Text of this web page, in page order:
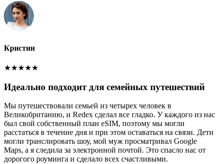
Кристин
★★★★★
Идеально подходит для семейных путешествий
Мы путешествовали семьей из четырех человек в
Великобританию, и Redex сделал все гладко. У каждого из нас
был свой собственный план eSIM, поэтому мы могли
расстаться в течение дня и при этом оставаться на связи. Дети
могли транслировать шоу, мой муж просматривал Google
Maps, а я следила за электронной почтой. Это спасло нас от
дорогого роуминга и сделало всех счастливыми.